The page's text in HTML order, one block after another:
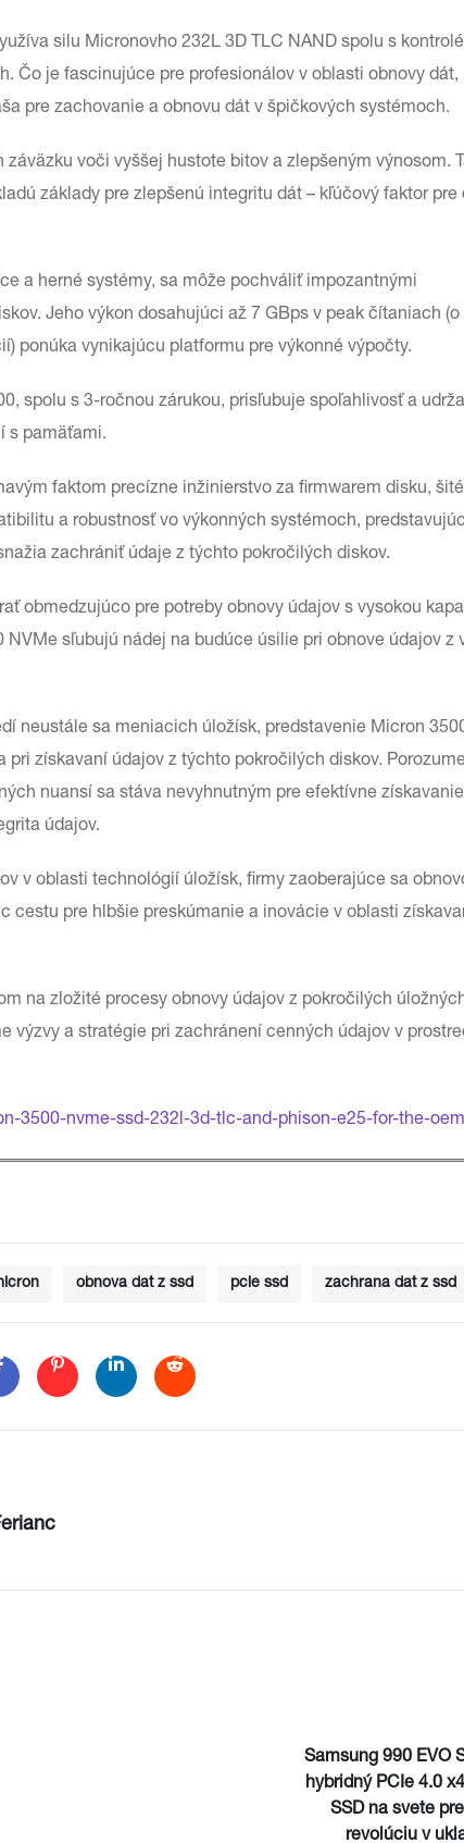
silu Micronovho 232L 3D TLC NAND spolu s
Čo je fascinujúce pre profesionálov v oblasti obnovy dát,
pre zachovanie a obnovu dát v špičkových systémoch.
voči vyššej hustote bitov a zlepšeným výnosom.
základy pre zlepšenú integritu dát – kľúčový faktor pre
a herné systémy, sa môže pochváliť impozantnými
Jeho výkon dosahujúci až 7 GBps v peak čítaniach
ponúka vynikajúcu platformu pre výkonné výpočty.
spolu s 3-ročnou zárukou, prisľubuje spoľahlivosť a
s pamäťami.
faktom precízne inžinierstvo za firmwarem disku,
a robustnosť vo výkonných systémoch,
zachrániť údaje z týchto pokročilých diskov.
obmedzujúco pre potreby obnovy údajov s vysokou
sľubujú nádej na budúce úsilie pri obnove údajov z
neustále sa meniacich úložísk, predstavenie Micron
získavaní údajov z týchto pokročilých diskov.
nuansí sa stáva nevyhnutným pre efektívne získavanie
údajov.
v oblasti technológií úložísk, firmy zaoberajúce sa
cestu pre hlbšie preskúmanie a inovácie v oblasti
na zložité procesy obnovy údajov z pokročilých
výzvy a stratégie pri zachránení cenných údajov v
3500-nvme-ssd-232l-3d-tlc-and-phison-e25-for-the-
obnova dat z ssd pcie ssd zachrana dat z ssd
Samsung 990 EVO
hybridný PCIe 4.0
SSD na svete
revolúciu v